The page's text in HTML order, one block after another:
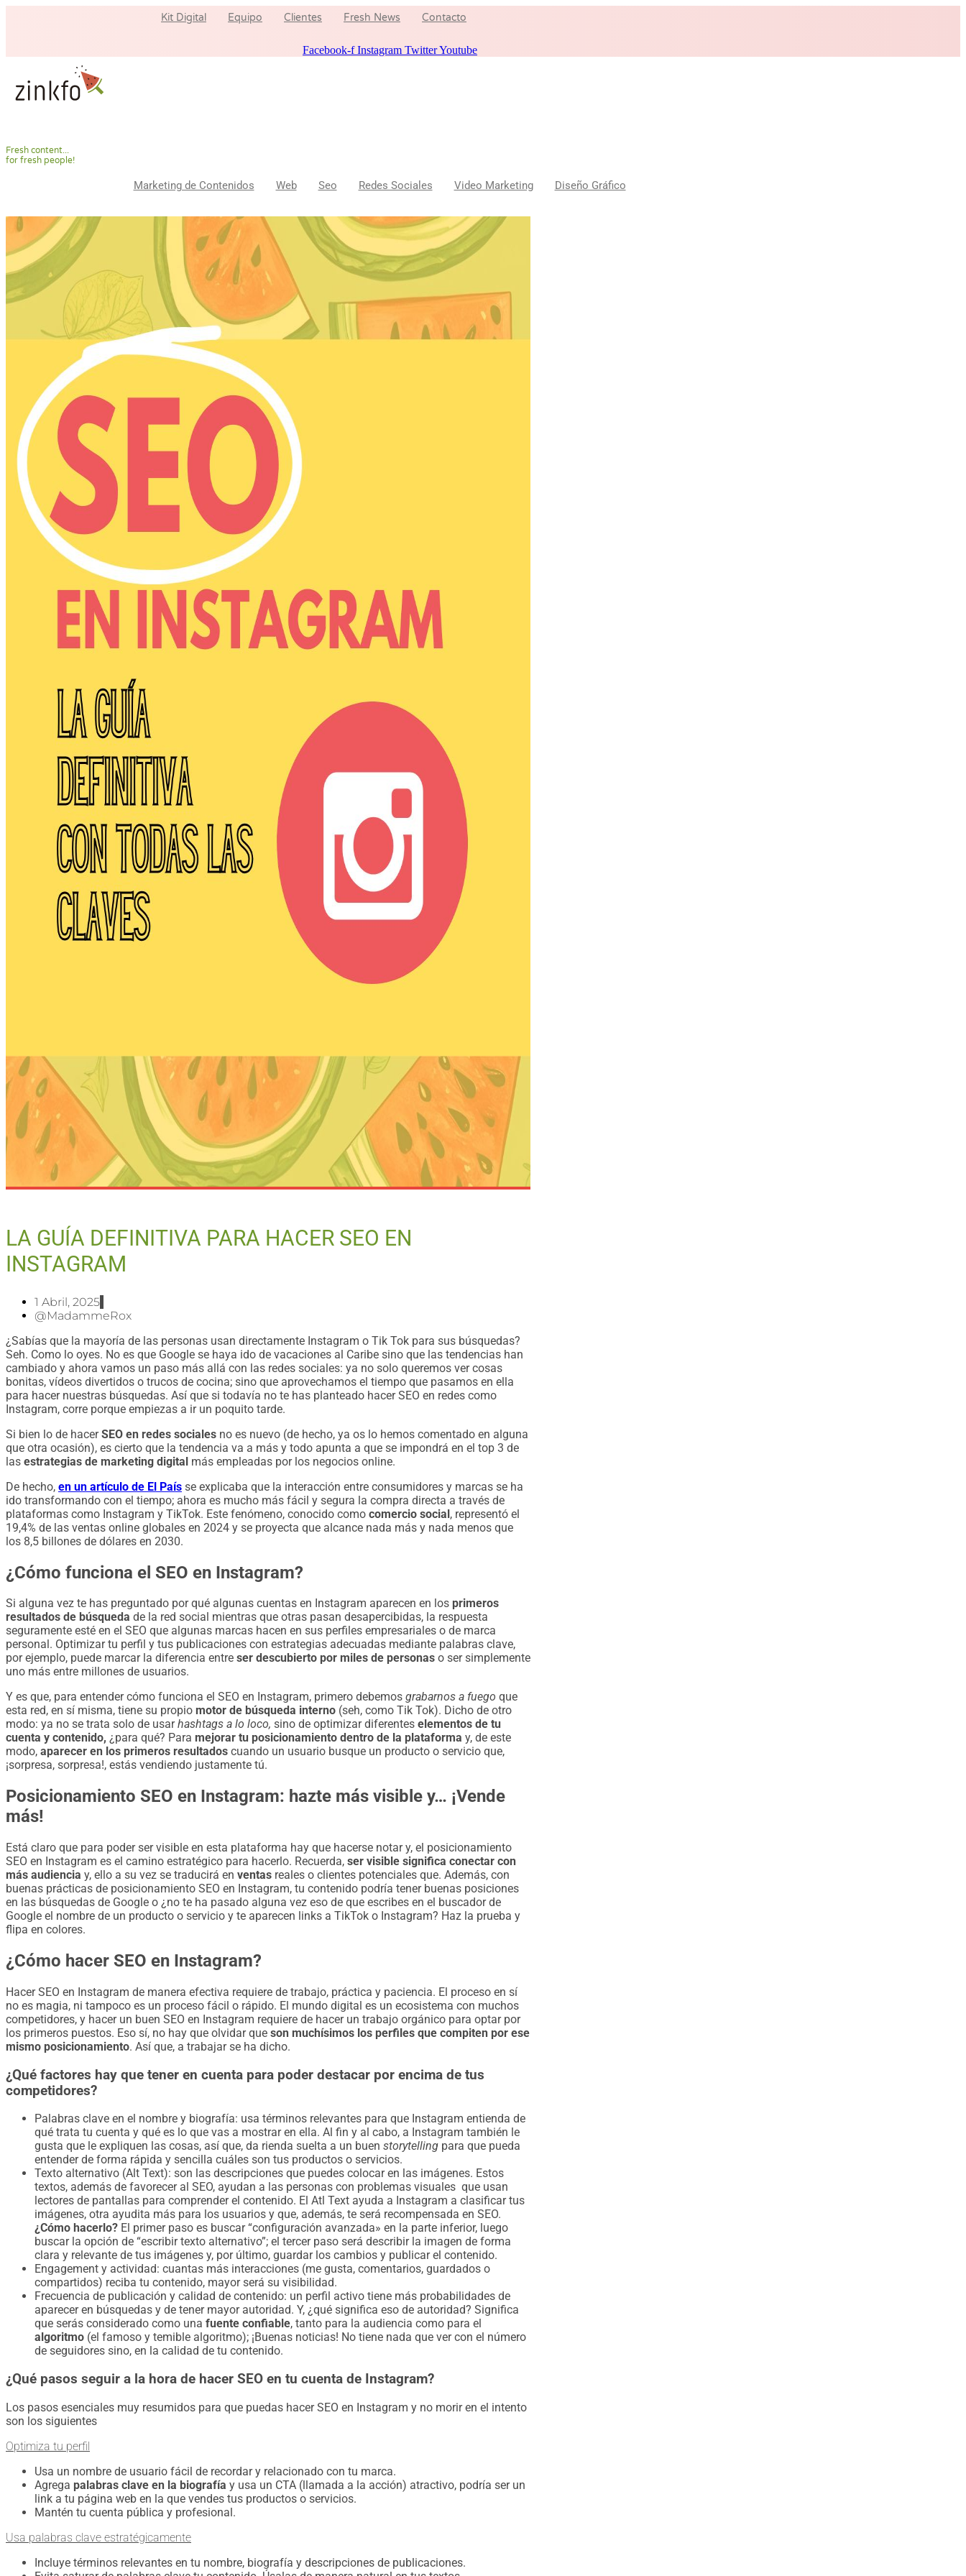
Kit Digital Equipo Clientes Fresh News Contacto
Facebook-f Instagram TwitterYoutube
Fresh content...
for fresh people!
Marketing de Contenidos Web Seo Redes Sociales Video Marketing Diseño Gráfico
LA GUÍA DEFINITIVA PARA HACER SEO EN
INSTAGRAM
1 Abril, 2025
@MadammeRox
¿Sabías que la mayoría de las personas usan directamente Instagram o Tik Tok para sus búsquedas?
Seh. Como lo oyes. No es que Google se haya ido de vacaciones al Caribe sino que las tendencias han
cambiado y ahora vamos un paso más allá con las redes sociales: ya no solo queremos ver cosas
bonitas, vídeos divertidos o trucos de cocina; sino que aprovechamos el tiempo que pasamos en ella
para hacer nuestras búsquedas. Así que si todavía no te has planteado hacer SEO en redes como
Instagram, corre porque empiezas a ir un poquito tarde.
Si bien lo de hacerSEO en redes sociales no es nuevo (de hecho, ya os lo hemos comentado en alguna
que otra ocasión), es cierto que la tendencia va a más y todo apunta a que se impondrá en el top 3 de
las estrategias de marketing digital más empleadas por los negocios online.
De hecho, en un artículo de El País se explicaba que la interacción entre consumidores y marcas se ha
ido transformando con el tiempo; ahora es mucho más fácil y segura la compra directa a través de
plataformas como Instagram y TikTok. Este fenómeno, conocido como comercio social, representó el
19,4% de las ventas online globales en 2024 y se proyecta que alcance nada más y nada menos que
los 8,5 billones de dólares en 2030.
¿Cómo funciona el SEO en Instagram?
Si alguna vez te has preguntado por qué algunas cuentas en Instagram aparecen en los primeros
resultados de búsqueda de la red social mientras que otras pasan desapercibidas, la respuesta
seguramente esté en el SEO que algunas marcas hacen en sus perfiles empresariales o de marca
personal. Optimizar tu perfil y tus publicaciones con estrategias adecuadas mediante palabras clave,
por ejemplo, puede marcar la diferencia entre ser descubierto por miles de personas o ser simplemente
uno más entre millones de usuarios.
Y es que, para entender cómo funciona el SEO en Instagram, primero debemos grabarnos a fuego que
esta red, en sí misma, tiene su propio motor de búsqueda interno (seh, como Tik Tok). Dicho de otro
modo: ya no se trata solo de usarhashtags a lo loco, sino de optimizar diferentes elementos de tu
cuenta y contenido, ¿para qué? Para mejorar tu posicionamiento dentro de la plataforma y, de este
modo, aparecer en los primeros resultados cuando un usuario busque un producto o servicio que,
¡sorpresa, sorpresa!, estás vendiendo justamente tú.
Posicionamiento SEO en Instagram: hazte más visible y… ¡Vende
más!
Está claro que para poder ser visible en esta plataforma hay que hacerse notar y, el posicionamiento
SEO en Instagram es el camino estratégico para hacerlo. Recuerda, ser visible significa conectar con
más audiencia y, ello a su vez se traducirá en ventas reales o clientes potenciales que. Además, con
buenas prácticas de posicionamiento SEO en Instagram, tu contenido podría tener buenas posiciones
en las búsquedas de Google o ¿no te ha pasado alguna vez eso de que escribes en el buscador de
Google el nombre de un producto o servicio y te aparecen links a TikTok o Instagram? Haz la prueba y
flipa en colores.
¿Cómo hacer SEO en Instagram?
Hacer SEO en Instagram de manera efectiva requiere de trabajo, práctica y paciencia. El proceso en sí
no es magia, ni tampoco es un proceso fácil o rápido. El mundo digital es un ecosistema con muchos
competidores, y hacer un buen SEO en Instagram requiere de hacer un trabajo orgánico para optar por
los primeros puestos. Eso sí, no hay que olvidar que son muchísimos los perfiles que compiten por ese
mismo posicionamiento. Así que, a trabajar se ha dicho.
¿Qué factores hay que tener en cuenta para poder destacar por encima de tus
competidores?
Palabras clave en el nombre y biografía: usa términos relevantes para que Instagram entienda de
qué trata tu cuenta y qué es lo que vas a mostrar en ella. Al fin y al cabo, a Instagram también le
gusta que le expliquen las cosas, así que, da rienda suelta a un buen storytelling para que pueda
entender de forma rápida y sencilla cuáles son tus productos o servicios.
Texto alternativo (Alt Text): son las descripciones que puedes colocar en las imágenes. Estos
textos, además de favorecer al SEO, ayudan a las personas con problemas visuales que usan
lectores de pantallas para comprender el contenido. El Atl Text ayuda a Instagram a clasificar tus
imágenes, otra ayudita más para los usuarios y que, además, te será recompensada en SEO.
¿Cómo hacerlo? El primer paso es buscar “configuración avanzada» en la parte inferior, luego
buscar la opción de “escribir texto alternativo”; el tercer paso será describir la imagen de forma
clara y relevante de tus imágenes y, por último, guardar los cambios y publicar el contenido.
Engagement y actividad: cuantas más interacciones (me gusta, comentarios, guardados o
compartidos) reciba tu contenido, mayor será su visibilidad.
Frecuencia de publicación y calidad de contenido: un perfil activo tiene más probabilidades de
aparecer en búsquedas y de tener mayor autoridad. Y, ¿qué significa eso de autoridad? Significa
que serás considerado como una fuente confiable, tanto para la audiencia como para el
algoritmo (el famoso y temible algoritmo); ¡Buenas noticias! No tiene nada que ver con el número
de seguidores sino, en la calidad de tu contenido.
¿Qué pasos seguir a la hora de hacer SEO en tu cuenta de Instagram?
Los pasos esenciales muy resumidos para que puedas hacer SEO en Instagram y no morir en el intento
son los siguientes
Optimiza tu perfil
Usa un nombre de usuario fácil de recordar y relacionado con tu marca.
Agrega palabras clave en la biografía y usa un CTA (llamada a la acción) atractivo, podría ser un
link a tu página web en la que vendes tus productos o servicios.
Mantén tu cuenta pública y profesional.
Usa palabras clave estratégicamente
Incluye términos relevantes en tu nombre, biografía y descripciones de publicaciones.